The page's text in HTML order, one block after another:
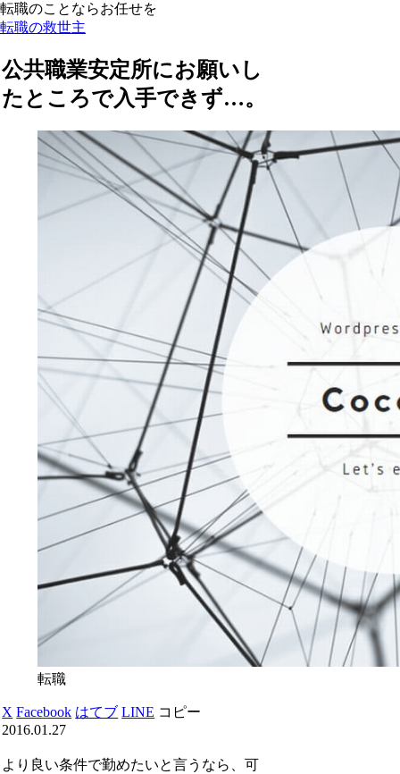
転職のことならお任せを
転職の救世主
公共職業安定所にお願いし
たところで入手できず…。
転職
X Facebook はてブ LINE コピー
2016.01.27
より良い条件で勤めたいと言うなら、可